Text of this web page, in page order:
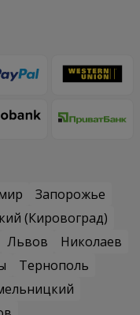
Запорожье
(Кировоград)
Львов
Николаев
Тернополь